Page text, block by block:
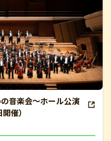
音楽会～ホール公演
催）